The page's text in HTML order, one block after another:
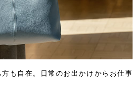
も自在。日常のお出かけからお仕事